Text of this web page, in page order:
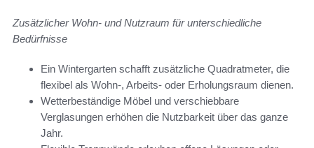
Zusätzlicher Wohn- und Nutzraum für unterschiedliche
Bedürfnisse
Ein Wintergarten schafft zusätzliche Quadratmeter, die
flexibel als Wohn-, Arbeits- oder Erholungsraum dienen.
Wetterbeständige Möbel und verschiebbare
Verglasungen erhöhen die Nutzbarkeit über das ganze
Jahr.